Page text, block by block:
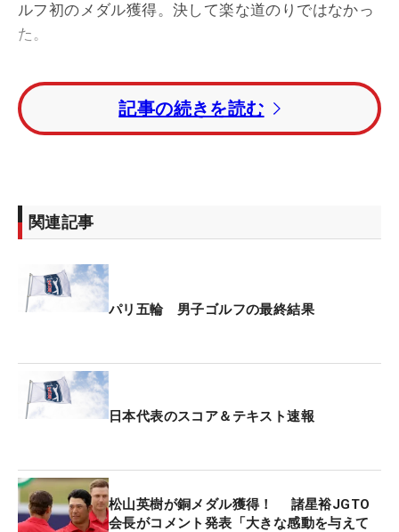
ルフ初のメダル獲得。決して楽な道のりではなかっ
た。
東京大会では銅メダルをかけた7人によるプレーオ
フに進出したが、敗退し4位タイに終わった。目指
すは金メダルというなかで最後はスコッティ・シェ
3日目を終え東京のゴールドメダリスト、ザンダ
（スペイン）がトータル14アンダーの首位タイ。松
山は3打差のトータル11アンダーからスタートし
最終組ひとつ前の組から追い上げを開始した。1番
をパーとすると、2番パー3ではティショットがピン
に一直線。1メートル内に寄せて楽々バーディを奪
から一転、バーディを奪取。続く6番でもバーディ
を決めると、この時点で首位グループまで1打差に
迫った。
記事の続きを読む
関連記事
パリ五輪 男子ゴルフの最終結果
日本代表のスコア＆テキスト速報
松山英樹が銅メダル獲得！ 諸星裕JGTO
会長がコメント発表「大きな感動を与えて